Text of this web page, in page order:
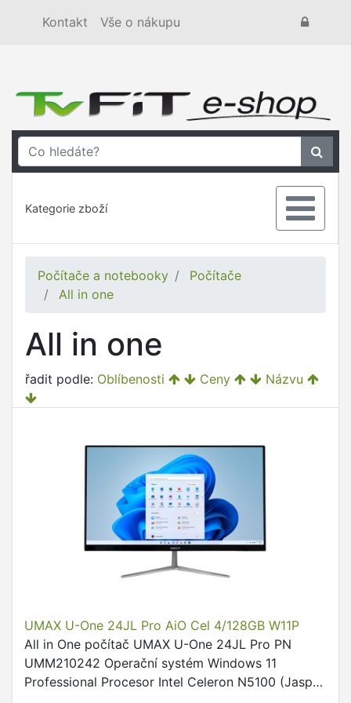
Kontakt Vše o nákupu
Kategorie zboží
Počítače a notebooky
Počítače
All in one
All in one
řadit podle: Oblíbenosti Ceny Názvu
UMAX U-One 24JL Pro AiO Cel 4/128GB W11P
All in One počítač UMAX U-One 24JL Pro PN
UMM210242 Operační systém Windows 11
Professional Procesor Intel Celeron N5100 (Jasper